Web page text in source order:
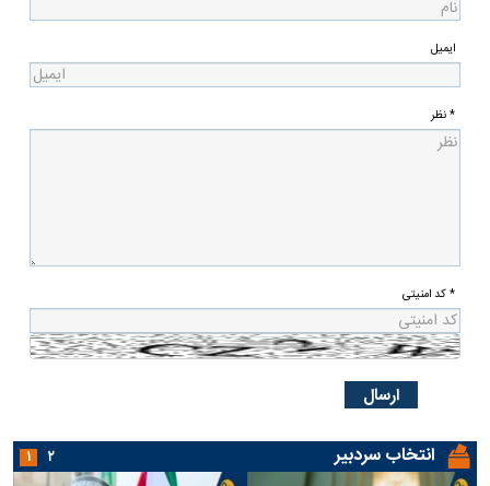
ایمیل
* نظر
* کد امنیتی
انتخاب سردبیر ۱ ۲